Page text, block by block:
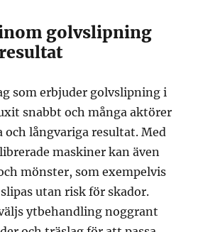
golvslipning
som erbjuder golvslipning i
snabbt och många aktörer
och långvariga resultat. Med
maskiner kan även
mönster, som exempelvis
utan risk för skador.
ytbehandling noggrant